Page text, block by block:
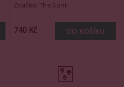
Značka: The Somi
740 Kč